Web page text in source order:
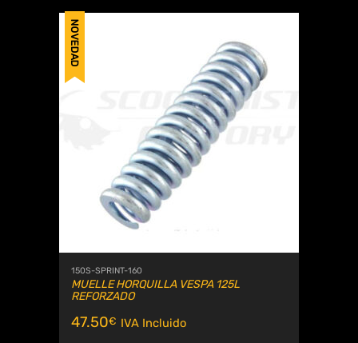
NOVEDAD
150S-SPRINT-160
MUELLE HORQUILLA VESPA 125L
REFORZADO
47.50€ IVA Incluido